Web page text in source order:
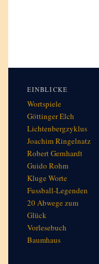
EINBLICKE
Wortspiele
Göttinger Elch
Lichtenbergzyklus
Joachim Ringelnatz
Robert Gernhardt
Guido Rohm
Kluge Worte
Fussball-Legenden
20 Abwege zum
Glück
Vorlesebuch
Baumhaus